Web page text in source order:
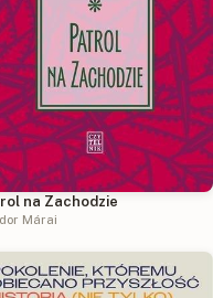
na Zachodzie
Márai